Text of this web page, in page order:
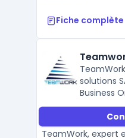
Fiche complète
solutions
Business
TeamWork, expert